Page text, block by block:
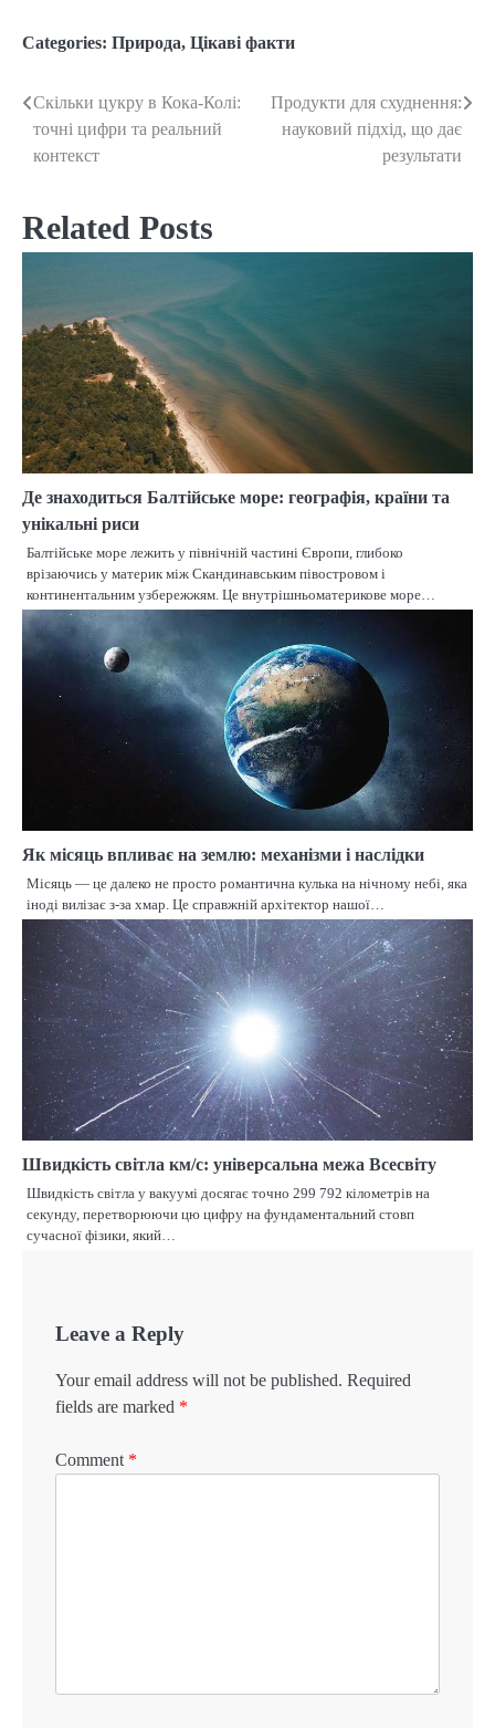
Categories: Природа, Цікаві факти
Post
navigation
Скільки цукру в Кока-Колі:
точні цифри та реальний
контекст
Продукти для схуднення:
науковий підхід, що дає
результати
Related Posts
Де знаходиться Балтійське море: географія, країни та
унікальні риси
Балтійське море лежить у північній частині Європи, глибоко
врізаючись у материк між Скандинавським півостровом і
континентальним узбережжям. Це внутрішньоматерикове море…
Як місяць впливає на землю: механізми і наслідки
Місяць — це далеко не просто романтична кулька на нічному небі, яка
іноді вилізає з-за хмар. Це справжній архітектор нашої…
Швидкість світла км/с: універсальна межа Всесвіту
Швидкість світла у вакуумі досягає точно 299 792 кілометрів на
секунду, перетворюючи цю цифру на фундаментальний стовп
сучасної фізики, який…
Leave a Reply
Your email address will not be published. Required
fields are marked *
Comment *